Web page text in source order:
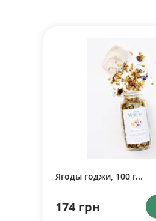
Ягоды годжи, 100 г...
174 грн